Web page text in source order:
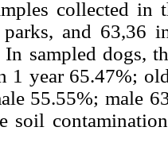
collected in
and 63,36
In sampled dogs,
1 year 65.47%;
55.55%; male
soil